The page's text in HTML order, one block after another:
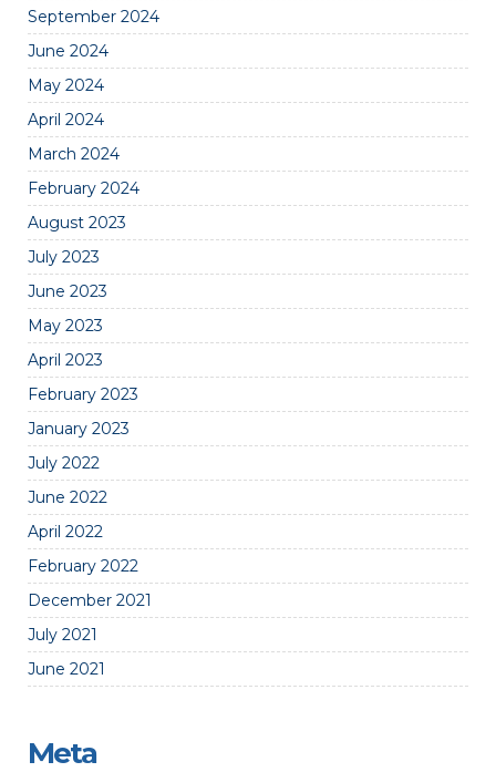
September 2024
June 2024
May 2024
April 2024
March 2024
February 2024
August 2023
July 2023
June 2023
May 2023
April 2023
February 2023
January 2023
July 2022
June 2022
April 2022
February 2022
December 2021
July 2021
June 2021
Meta